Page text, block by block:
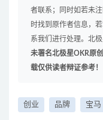
者联系；同时如若未
时找到原作者信息，
系我们进行处理。北
未署名北极星OKR原
载仅供读者辩证参考！
创业 品牌 宝马